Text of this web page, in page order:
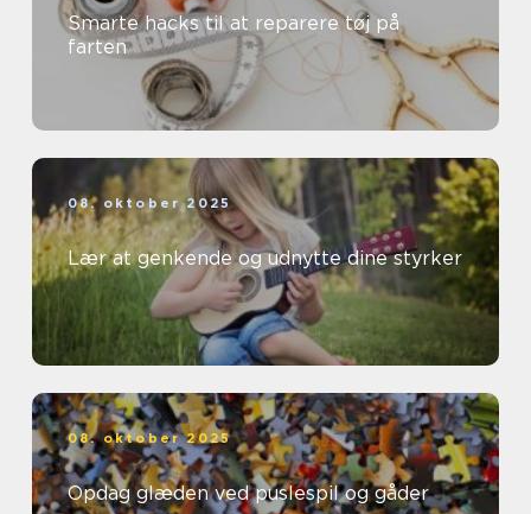
Smarte hacks til at reparere tøj på
farten
08. oktober 2025
Lær at genkende og udnytte dine styrker
08. oktober 2025
Opdag glæden ved puslespil og gåder